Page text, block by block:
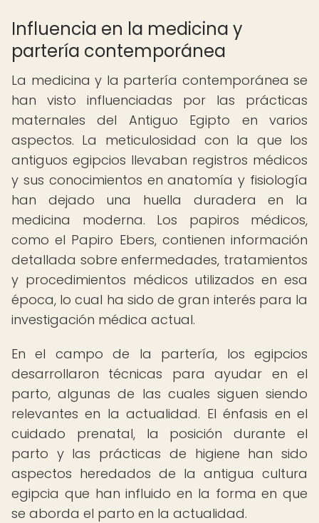
Influencia en la medicina y
partería contemporánea
La medicina y la partería contemporánea se
han visto influenciadas por las prácticas
maternales del Antiguo Egipto en varios
aspectos. La meticulosidad con la que los
antiguos egipcios llevaban registros médicos
y sus conocimientos en anatomía y fisiología
han dejado una huella duradera en la
medicina moderna. Los papiros médicos,
como el Papiro Ebers, contienen información
detallada sobre enfermedades, tratamientos
y procedimientos médicos utilizados en esa
época, lo cual ha sido de gran interés para la
investigación médica actual.
En el campo de la partería, los egipcios
desarrollaron técnicas para ayudar en el
parto, algunas de las cuales siguen siendo
relevantes en la actualidad. El énfasis en el
cuidado prenatal, la posición durante el
parto y las prácticas de higiene han sido
aspectos heredados de la antigua cultura
egipcia que han influido en la forma en que
se aborda el parto en la actualidad.